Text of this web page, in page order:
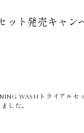
ット発売キャン
WASHトライアルセ
した。